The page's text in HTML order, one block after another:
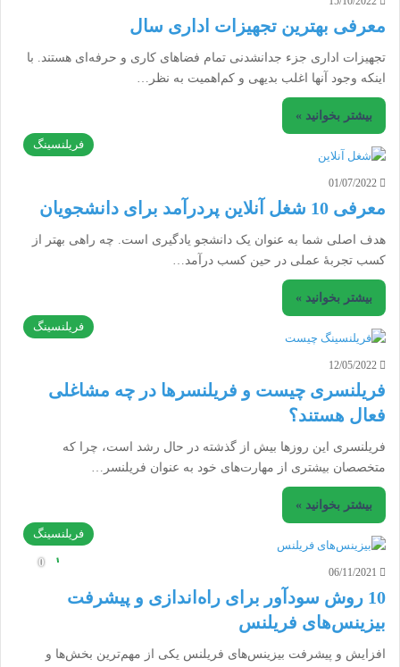
معرفی بهترین تجهیزات اداری سال
تجهیزات اداری جزء جدانشدنی تمام فضاهای کاری و حرفه‌ای هستند. با
اینکه وجود آنها اغلب بدیهی و کم‌اهمیت به نظر…
بیشتر بخوانید »
فریلنسینگ
01/07/2022
معرفی 10 شغل آنلاین پردرآمد برای دانشجویان
هدف اصلی شما به عنوان یک دانشجو یادگیری است. چه راهی بهتر از
کسب تجربۀ عملی در حین کسب درآمد…
بیشتر بخوانید »
فریلنسینگ
12/05/2022
فریلنسری چیست و فریلنسرها در چه مشاغلی
فعال هستند؟
فریلنسری این روزها بیش از گذشته در حال رشد است، چرا که
متخصصان بیشتری از مهارت‌های خود به عنوان فریلنسر…
بیشتر بخوانید »
فریلنسینگ
06/11/2021
10 روش سودآور برای راه‌اندازی و پیشرفت
بیزینس‌های فریلنس
افزایش و پیشرفت بیزینس‌های فریلنس یکی از مهم‌ترین بخش‌ها و